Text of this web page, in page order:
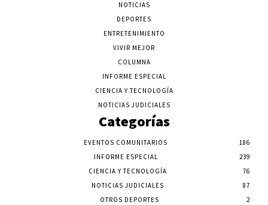
NOTICIAS
DEPORTES
ENTRETENIMIENTO
VIVIR MEJOR
COLUMNA
INFORME ESPECIAL
CIENCIA Y TECNOLOGÍA
NOTICIAS JUDICIALES
Categorías
EVENTOS COMUNITARIOS
186
INFORME ESPECIAL
239
CIENCIA Y TECNOLOGÍA
76
NOTICIAS JUDICIALES
87
OTROS DEPORTES
2